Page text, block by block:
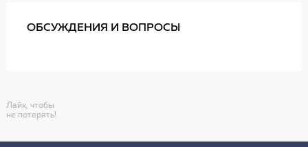
ОБСУЖДЕНИЯ И ВОПРОСЫ
Лайк, чтобы
не потерять!